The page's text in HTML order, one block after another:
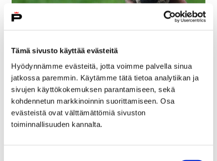
Tämä sivusto käyttää evästeitä
Hyödynnämme evästeitä, jotta voimme palvella sinua
jatkossa paremmin. Käytämme tätä tietoa analytiikan ja
sivujen käyttökokemuksen parantamiseen, sekä
kohdennetun markkinoinnin suorittamiseen. Osa
evästeistä ovat välttämättömiä sivuston
toiminnallisuuden kannalta.
Vastaa kyselyyn lasten, nuorten ja perheiden
palveluista Satakunnassa
23 maaliskuun, 2018